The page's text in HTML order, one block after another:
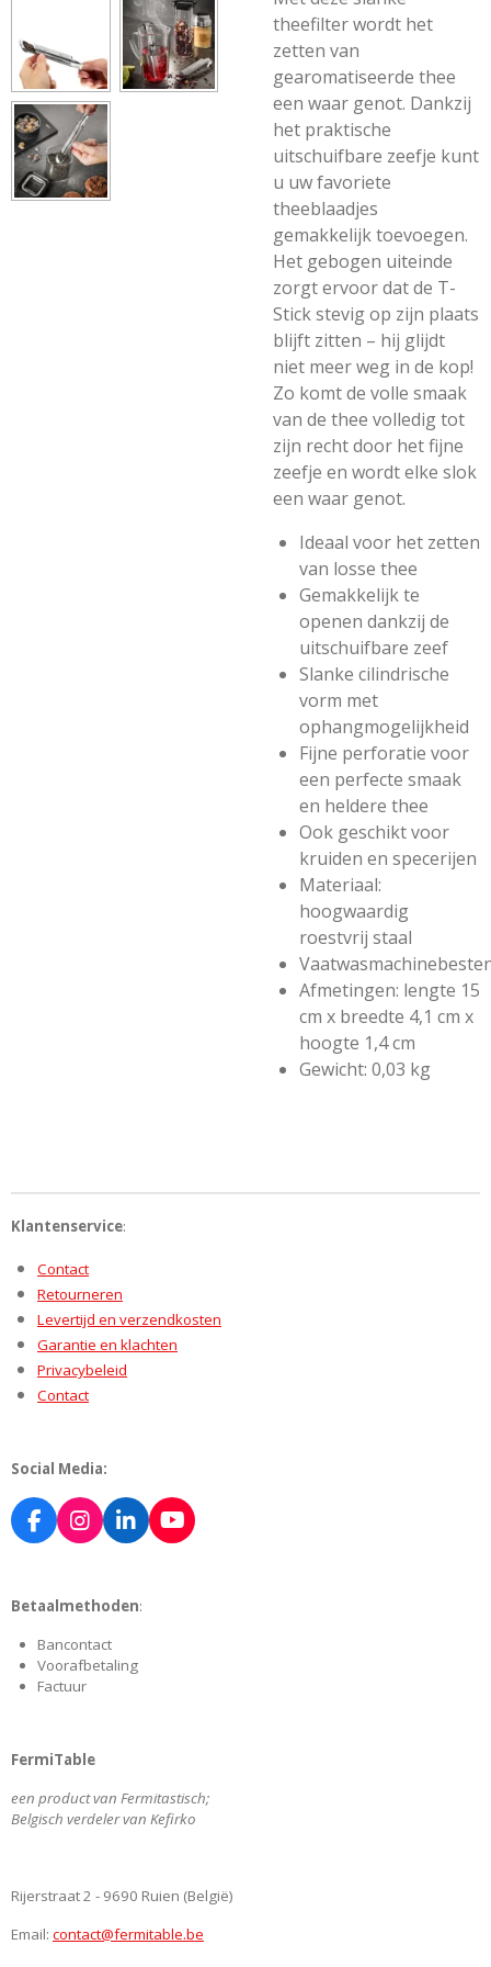
theefilter wordt het
zetten van
gearomatiseerde thee
een waar genot. Dankzij
het praktische
uitschuifbare zeefje kunt
u uw favoriete
theeblaadjes
gemakkelijk toevoegen.
Het gebogen uiteinde
zorgt ervoor dat de T-
Stick stevig op zijn plaats
blijft zitten – hij glijdt
niet meer weg in de kop!
Zo komt de volle smaak
van de thee volledig tot
zijn recht door het fijne
zeefje en wordt elke slok
een waar genot.
Ideaal voor het zetten
van losse thee
Gemakkelijk te
openen dankzij de
uitschuifbare zeef
Slanke cilindrische
vorm met
ophangmogelijkheid
Fijne perforatie voor
een perfecte smaak
en heldere thee
Ook geschikt voor
kruiden en specerijen
Materiaal:
hoogwaardig
roestvrij staal
Afmetingen: lengte 15
cm x breedte 4,1 cm x
hoogte 1,4 cm
Gewicht: 0,03 kg
Klantenservice:
Contact
Retourneren
Levertijd en verzendkosten
Garantie en klachten
Privacybeleid
Contact
Social Media:
F
a
b
o
k
I
n
a
r
a
m
L
i
e
n
Y
o
Betaalmethoden:
Bancontact
Voorafbetaling
Factuur
FermiTable
een product van Fermitastisch;
Belgisch verdeler van Kefirko
Rijerstraat 2 - 9690 Ruien (België)
Email: contact@fermitable.be